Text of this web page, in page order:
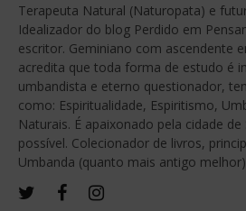
Terapeuta Natural (Naturopata) e
Idealizador do blog Perdido em
escritor. Geminiano com ascendente
acredita que toda forma de estudo é
umbandista e eterno questionador,
como: Espiritualidade, Espiritismo,
Naturais. É apaixonado pela cidade
possível. Colecionador de livros,
Umbanda (quanto mais antigo